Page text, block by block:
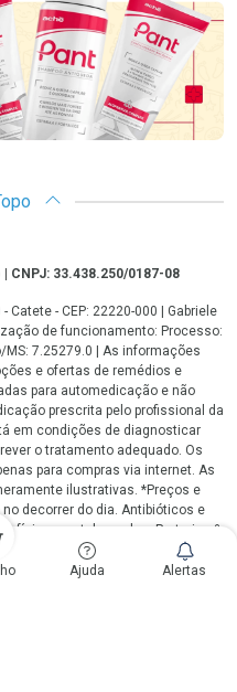
Ajuda Alertas
CNPJ: 33.438.250/0187-08
Catete - CEP: 22220-000 | Gabriele
de funcionamento: Processo:
7.25279.0 | As informações
e ofertas de remédios e
para automedicação e não
prescrita pelo profissional da
em condições de diagnosticar
o tratamento adequado. Os
para compras via internet. As
ilustrativas. *Preços e
decorrer do dia. Antibióticos e
físicas ou televendas. Portaria nº
Horário de funcionamento Central
4404 ou 0800 282 10 10 de